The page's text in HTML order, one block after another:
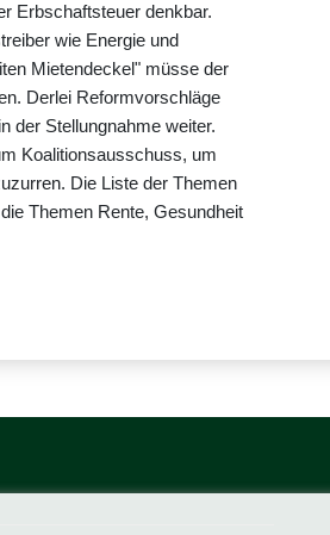
Erbschaftsteuer denkbar.
wie Energie und
Mietendeckel" müsse der
Derlei Reformvorschläge
der Stellungnahme weiter.
Koalitionsausschuss, um
Die Liste der Themen
Themen Rente, Gesundheit